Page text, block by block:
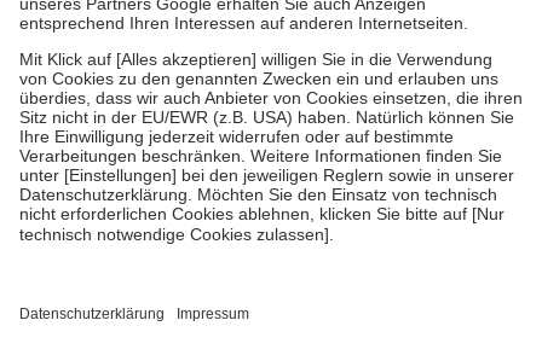
Um das Engagement der Versicherten für ihre eigene Gesundheit zu
stärken und die besondere Stellung der Familie zu unterstützen,
fallenkeine Zuzahlungenan bei:
• Kindern und Jugendlichen bis zum vollendeten 18. Lebensjahr
mit Ausnahme der Fahrkosten
• Untersuchungen zur Vorsorge und Früherkennung, die von der
GKV getragen werden
• empfohlenen Schutzimpfungen
• Harn- und Blutteststreifen
getroffen, um sicherzustellen, dass es sich um echte Bewertungen